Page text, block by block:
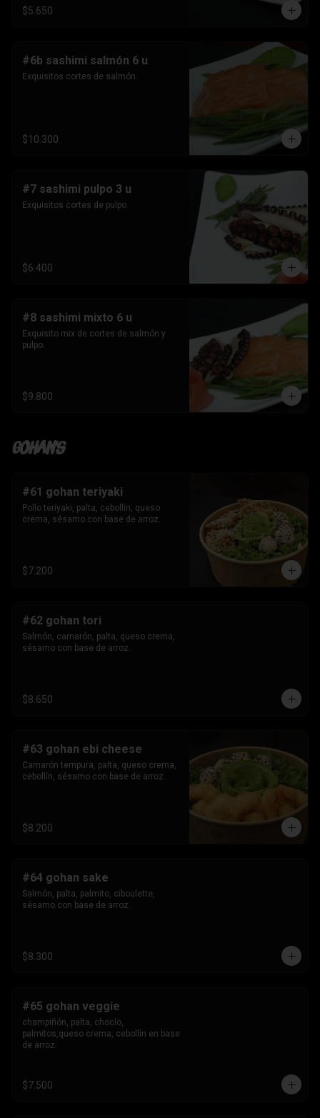
$5.650
#6b sashimi salmón 6 u
Exquisitos cortes de salmón.
$10.300
#7 sashimi pulpo 3 u
Exquisitos cortes de pulpo.
$6.400
#8 sashimi mixto 6 u
Exquisito mix de cortes de salmón y
pulpo.
$9.800
Gohan's
#61 gohan teriyaki
Pollo teriyaki, palta, cebollín, queso
crema, sésamo con base de arroz.
$7.200
#62 gohan tori
Salmón, camarón, palta, queso crema,
sésamo con base de arroz.
$8.650
#63 gohan ebi cheese
Camarón tempura, palta, queso crema,
cebollín, sésamo con base de arroz.
$8.200
#64 gohan sake
Salmón, palta, palmito, ciboulette,
sésamo con base de arroz.
$8.300
#65 gohan veggie
champiñón, palta, choclo,
palmitos,queso crema, cebollín en base
de arroz.
$7.500